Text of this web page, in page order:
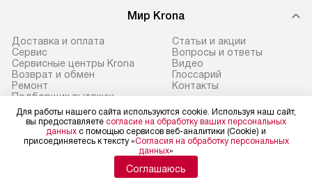
Мир Krona
Доставка и оплата
Сервис
Сервисные центры Krona
Возврат и обмен
Ремонт
Подборщик вытяжек
Статьи и акции
Вопросы и ответы
Видео
Глоссарий
Контакты
Политика конфиденциальности
Условия продажи
Для работы нашего сайта используются cookie. Используя наш сайт,
вы предоставляете согласие на обработку ваших персональных
данных с помощью сервисов веб-аналитики (Cookie) и
присоединяетесь к тексту «Согласия на обработку персональных
данных»
Соглашаюсь